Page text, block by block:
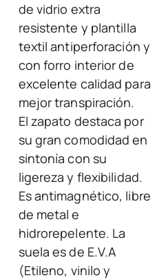
de vidrio extra
resistente y plantilla
textil antiperforación y
con forro interior de
excelente calidad para
mejor transpiración.
El zapato destaca por
su gran comodidad en
sintonía con su
ligereza y flexibilidad.
Es antimagnético, libre
de metal e
hidrorepelente. La
suela es de E.V.A
(Etileno, vinilo y